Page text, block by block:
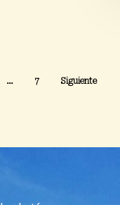
… 7 Siguiente